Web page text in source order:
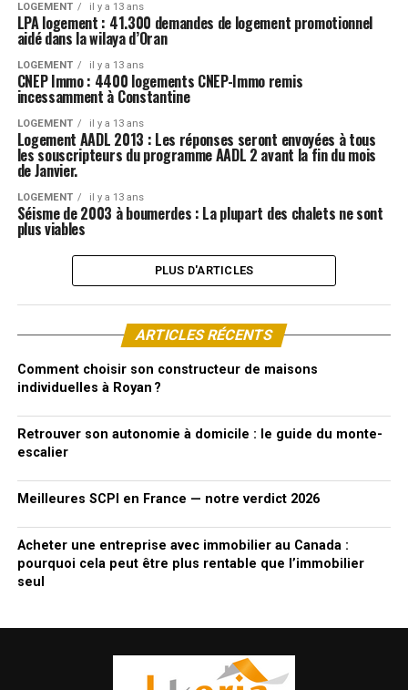
LOGEMENT il y a 13 ans
LPA logement : 41.300 demandes de logement promotionnel
aidé dans la wilaya d’Oran
LOGEMENT il y a 13 ans
CNEP Immo : 4400 logements CNEP-Immo remis
incessamment à Constantine
LOGEMENT il y a 13 ans
Logement AADL 2013 : Les réponses seront envoyées à tous
les souscripteurs du programme AADL 2 avant la fin du mois
de Janvier.
LOGEMENT il y a 13 ans
Séisme de 2003 à boumerdes : La plupart des chalets ne sont
plus viables
PLUS D'ARTICLES
ARTICLES RÉCENTS
Comment choisir son constructeur de maisons
individuelles à Royan ?
Retrouver son autonomie à domicile : le guide du monte-
escalier
Meilleures SCPI en France — notre verdict 2026
Acheter une entreprise avec immobilier au Canada :
pourquoi cela peut être plus rentable que l’immobilier
seul